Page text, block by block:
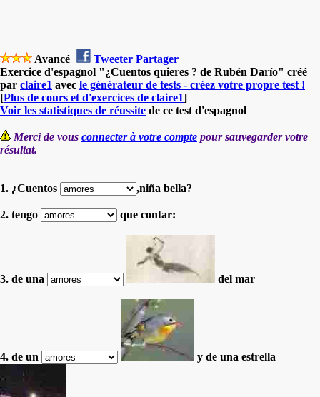
Avancé Tweeter Partager
Exercice d'espagnol "¿Cuentos quieres ? de Rubén Darío" créé
par claire1 avec le générateur de tests - créez votre propre test !
[Plus de cours et d'exercices de claire1]
Voir les statistiques de réussite de ce test d'espagnol
Merci de vous connecter à votre compte pour sauvegarder votre
résultat.
1. ¿Cuentos ,niña bella?
2. tengo que contar:
3. de una del mar
4. de un y de una estrella